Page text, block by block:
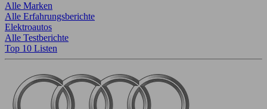
Alle Marken
Alle Erfahrungsberichte
Elektroautos
Alle Testberichte
Top 10 Listen